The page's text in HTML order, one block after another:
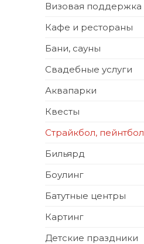
Визовая поддержка
Кафе и рестораны
Бани, сауны
Свадебные услуги
Аквапарки
Квесты
Страйкбол, пейнтбол
Бильярд
Боулинг
Батутные центры
Картинг
Детские праздники